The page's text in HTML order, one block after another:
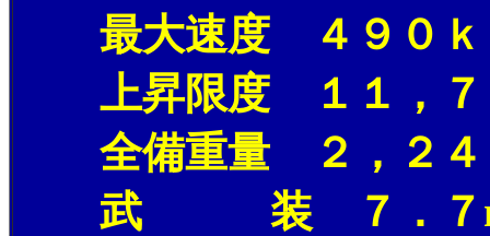
最大速度 ４９０ｋ
上昇限度 １１，７
全備重量 ２，２４
武 装 ７．７